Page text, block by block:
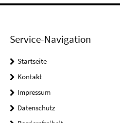
Service-Navigation
Startseite
Kontakt
Impressum
Datenschutz